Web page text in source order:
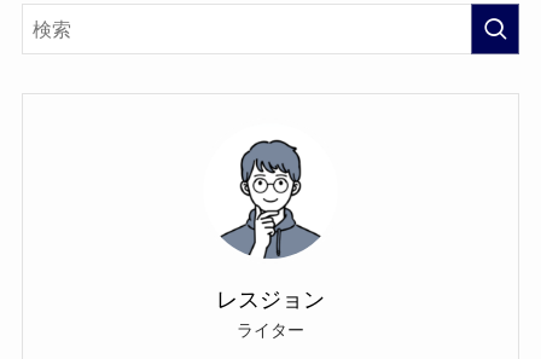
レスジョン
ライター